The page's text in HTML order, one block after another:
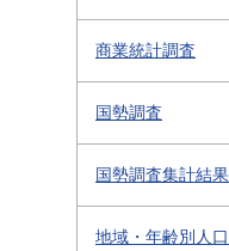
商業統計調査
国勢調査
国勢調査集計結果
地域・年齢別人